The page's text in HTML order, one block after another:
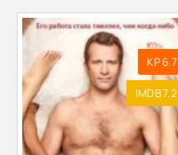
KP 6.7
IMDB 7.2